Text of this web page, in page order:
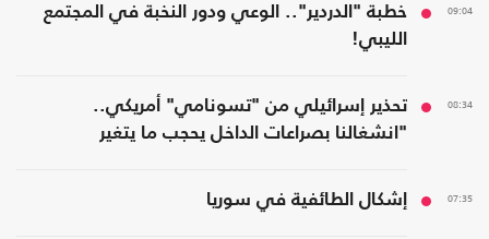
09:04
خطبة "الدردير".. الوعي ودور النخبة في المجتمع
الليبي!
08:34
تحذير إسرائيلي من "تسونامي" أمريكي..
"انشغالنا بصراعات الداخل يحجب ما يتغير
07:35 إشكال الطائفية في سوريا